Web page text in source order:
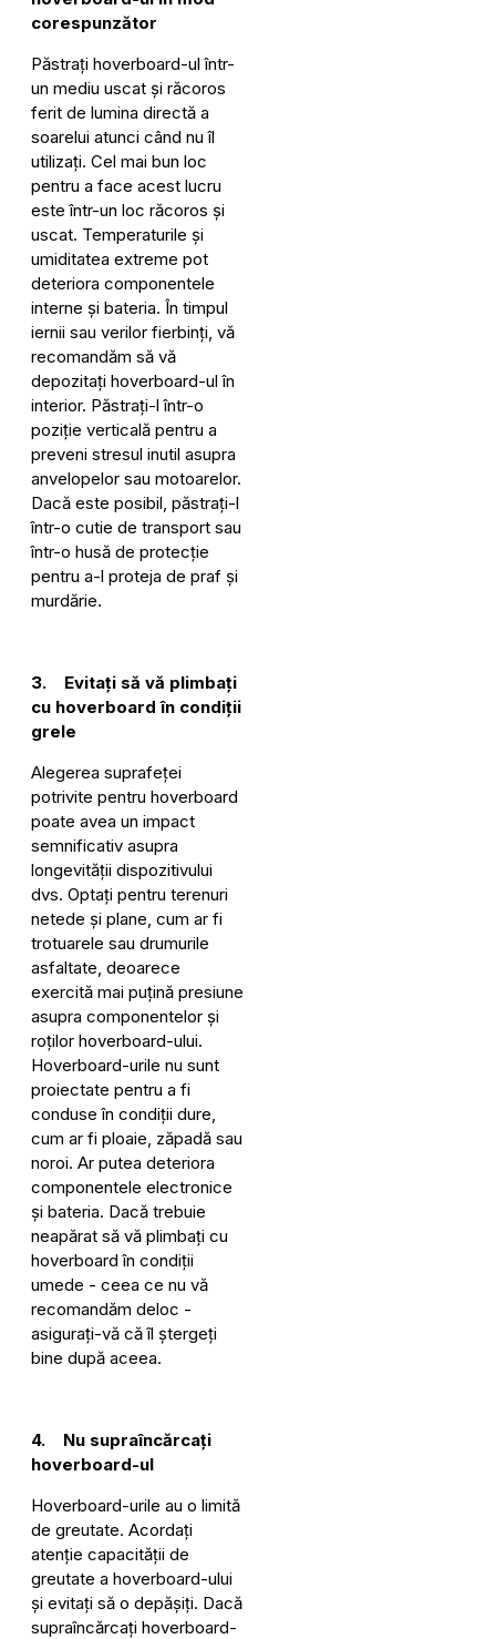
corespunzător
Păstrați hoverboard-ul într-
un mediu uscat și răcoros
ferit de lumina directă a
soarelui atunci când nu îl
utilizați. Cel mai bun loc
pentru a face acest lucru
este într-un loc răcoros și
uscat. Temperaturile și
umiditatea extreme pot
deteriora componentele
interne și bateria. În timpul
iernii sau verilor fierbinți, vă
recomandăm să vă
depozitați hoverboard-ul în
interior. Păstrați-l într-o
poziție verticală pentru a
preveni stresul inutil asupra
anvelopelor sau motoarelor.
Dacă este posibil, păstrați-l
într-o cutie de transport sau
într-o husă de protecție
pentru a-l proteja de praf și
murdărie.
3. Evitați să vă plimbați
cu hoverboard în condiții
grele
Alegerea suprafeței
potrivite pentru hoverboard
poate avea un impact
semnificativ asupra
longevității dispozitivului
dvs. Optați pentru terenuri
netede și plane, cum ar fi
trotuarele sau drumurile
asfaltate, deoarece
exercită mai puțină presiune
asupra componentelor și
roților hoverboard-ului.
Hoverboard-urile nu sunt
proiectate pentru a fi
conduse în condiții dure,
cum ar fi ploaie, zăpadă sau
noroi. Ar putea deteriora
componentele electronice
și bateria. Dacă trebuie
neapărat să vă plimbați cu
hoverboard în condiții
umede - ceea ce nu vă
recomandăm deloc -
asigurați-vă că îl ștergeți
bine după aceea.
4. Nu supraîncărcați
hoverboard-ul
Hoverboard-urile au o limită
de greutate. Acordați
atenție capacității de
greutate a hoverboard-ului
și evitați să o depășiți. Dacă
supraîncărcați hoverboard-